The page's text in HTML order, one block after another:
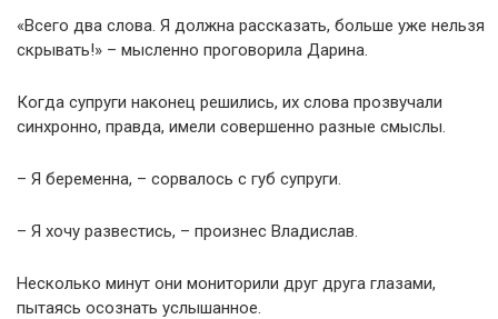
«Всего два слова. Я должна рассказать, больше уже нельзя
скрывать!» – мысленно проговорила Дарина.
Когда супруги наконец решились, их слова прозвучали
синхронно, правда, имели совершенно разные смыслы.
– Я беременна, – сорвалось с губ супруги.
– Я хочу развестись, – произнес Владислав.
Несколько минут они мониторили друг друга глазами,
пытаясь осознать услышанное.